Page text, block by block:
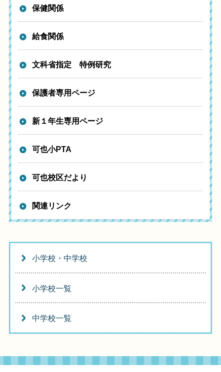
保健関係
給食関係
文科省指定 特例研究
保護者専用ページ
新１年生専用ページ
可也小PTA
可也校区だより
関連リンク
小学校・中学校
小学校一覧
中学校一覧